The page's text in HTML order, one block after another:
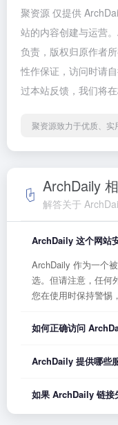
聚资源 仅提供
站的内容创建与运营
负责，版权归原作者
性作保证，访问时请
过本站反馈，我们将在
聚资源致力于优质、实
ArchDaily
解答关于
ArchDaily 这个网站
ArchDaily 作为一个
选。但请注意，任何
您在使用时保持警惕
如何正确访问
ArchDaily，或者在浏
建议稍后再试。
ArchDaily 提供哪些
导航平台，致力于帮
站的内容与服务由该
如果 ArchDaily 链接
如果发现链接无法打